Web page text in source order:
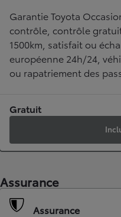
Garantie Toyota
contrôle, contrôle
1500km, satisfait ou
européenne 24h/24,
ou rapatriement des
Gratuit
Assurance
Assurance